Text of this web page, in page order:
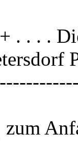
. . . .
zum